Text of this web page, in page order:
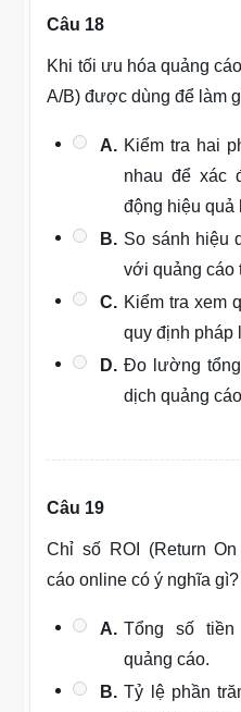
Câu 18
Khi tối ưu hóa quảng
A/B) được dùng để làm
A. Kiểm tra hai
nhau để xác
động hiệu quả
B. So sánh hiệu
với quảng cáo
C. Kiểm tra xem
quy định pháp
D. Đo lường
dịch quảng
Câu 19
Chỉ số ROI (Return On
cáo online có ý nghĩa gì?
A. Tổng số
quảng cáo.
B. Tỷ lệ phần